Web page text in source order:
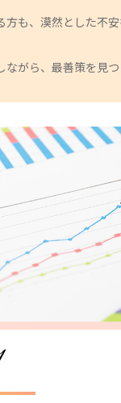
も、漠然とした不安
がら、最善策を見つ